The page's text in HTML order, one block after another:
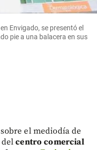
Envigado, se presentó el
pie a una balacera en sus
el mediodía de
delcentro comercial